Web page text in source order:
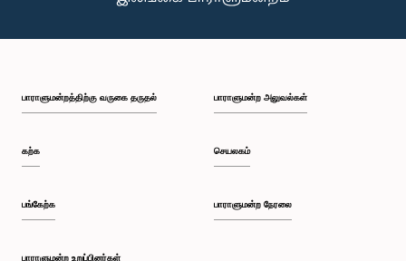
பாராளுமன்றத்திற்கு வருகை தருதல்
கற்க
பங்கேற்க
பாராளுமன்ற உறுப்பினர்கள்
பாராளுமன்ற அலுவல்கள்
செயலகம்
பாராளுமன்ற நேரலை